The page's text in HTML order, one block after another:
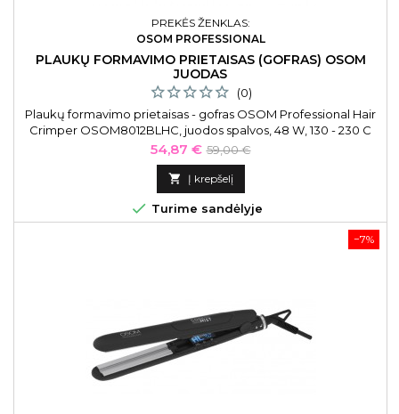
PREKĖS ŽENKLAS:
OSOM PROFESSIONAL
PLAUKŲ FORMAVIMO PRIETAISAS (GOFRAS) OSOM
JUODAS
(0)
Plaukų formavimo prietaisas - gofras OSOM Professional Hair
Crimper OSOM8012BLHC, juodos spalvos, 48 W, 130 - 230 C
Kaina
54,87 € Bazinė
kaina
59,00 €
 Į krepšelį
 Turime sandėlyje
−7%